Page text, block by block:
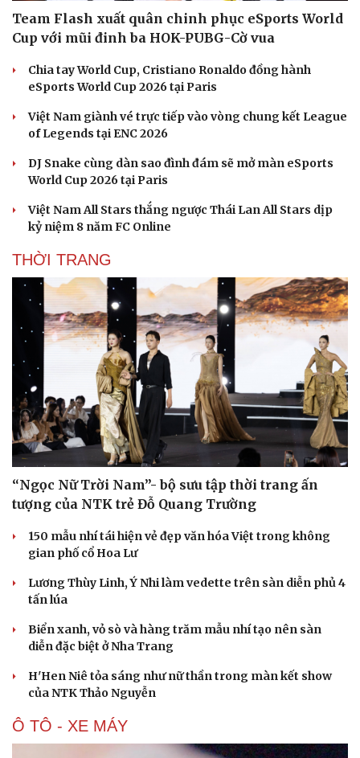
Văn hóa
Sân khấu - Điện ảnh
Văn học
Di sản
Giải trí
Nghệ sĩ
Thời trang
Team Flash xuất quân chinh phục eSports World
Cup với mũi đinh ba HOK-PUBG-Cờ vua
Chia tay World Cup, Cristiano Ronaldo đồng hành
eSports World Cup 2026 tại Paris
Việt Nam giành vé trực tiếp vào vòng chung kết League
of Legends tại ENC 2026
DJ Snake cùng dàn sao đình đám sẽ mở màn eSports
World Cup 2026 tại Paris
Việt Nam All Stars thắng ngược Thái Lan All Stars dịp
kỷ niệm 8 năm FC Online
THỜI TRANG
“Ngọc Nữ Trời Nam”- bộ sưu tập thời trang ấn
tượng của NTK trẻ Đỗ Quang Trường
150 mẫu nhí tái hiện vẻ đẹp văn hóa Việt trong không
gian phố cổ Hoa Lư
Lương Thùy Linh, Ý Nhi làm vedette trên sàn diễn phủ 4
tấn lúa
Biển xanh, vỏ sò và hàng trăm mẫu nhí tạo nên sàn
diễn đặc biệt ở Nha Trang
H'Hen Niê tỏa sáng như nữ thần trong màn kết show
của NTK Thảo Nguyễn
Ô TÔ - XE MÁY